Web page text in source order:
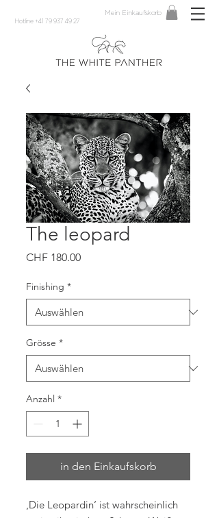
Hotline +41 79 937 49 27
Mein Einkaufskorb
The leopard
CHF 180.00Preis
Finishing *
Grösse *
Anzahl *
in den Einkaufskorb
‚Die Leopardin‘ ist wahrscheinlich